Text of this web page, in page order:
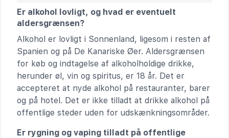
Er alkohol lovligt, og hvad er eventuelt
aldersgrænsen?
Alkohol er lovligt i Sonnenland, ligesom i resten af
Spanien og på De Kanariske Øer. Aldersgrænsen
for køb og indtagelse af alkoholholdige drikke,
herunder øl, vin og spiritus, er 18 år. Det er
accepteret at nyde alkohol på restauranter, barer
og på hotel. Det er ikke tilladt at drikke alkohol på
offentlige steder uden for udskænkningsområder.
Er rygning og vaping tilladt på offentlige